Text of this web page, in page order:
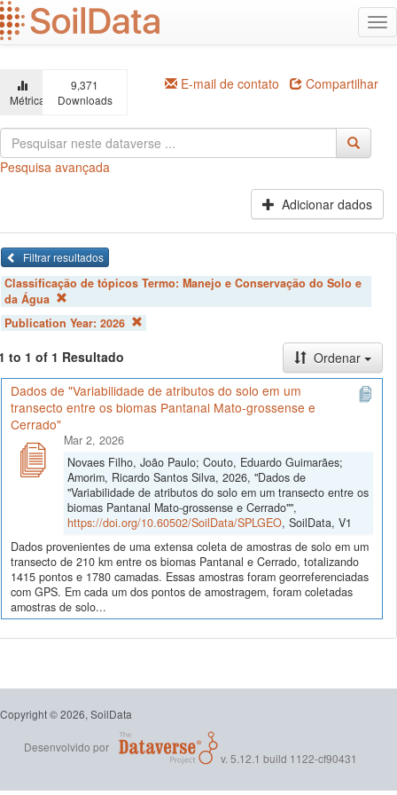
Ir
para
o
principal
Métricas
9,371
Downloads
E-mail de contato Compartilhar
Pesquisa avançada
Adicionar dados
Filtrar resultados
Classificação de tópicos Termo: Manejo e Conservação do Solo e
da Água
Publication Year: 2026
to 1 of 1 Resultado
Ordenar
Dados de "Variabilidade de atributos do solo em um
transecto entre os biomas Pantanal Mato-grossense e
Cerrado"
Mar 2, 2026
Novaes Filho, João Paulo; Couto, Eduardo Guimarães;
Amorim, Ricardo Santos Silva, 2026, "Dados de
"Variabilidade de atributos do solo em um transecto entre os
biomas Pantanal Mato-grossense e Cerrado"",
https://doi.org/10.60502/SoilData/SPLGEO, SoilData, V1
Dados provenientes de uma extensa coleta de amostras de solo em um
transecto de 210 km entre os biomas Pantanal e Cerrado, totalizando
1415 pontos e 1780 camadas. Essas amostras foram georreferenciadas
com GPS. Em cada um dos pontos de amostragem, foram coletadas
amostras de solo...
Copyright © 2026, SoilData
Desenvolvido por
v. 5.12.1 build 1122-cf90431